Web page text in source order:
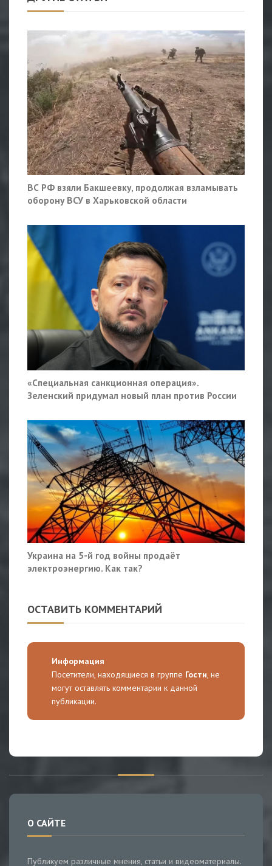
ВС РФ взяли Бакшеевку, продолжая взламывать
оборону ВСУ в Харьковской области
«Специальная санкционная операция».
Зеленский придумал новый план против России
Украина на 5-й год войны продаёт
электроэнергию. Как так?
ОСТАВИТЬ КОММЕНТАРИЙ
Информация
Посетители, находящиеся в группе Гости, не
могут оставлять комментарии к данной
публикации.
О САЙТЕ
Публикуем различные мнения, статьи и видеоматериалы.